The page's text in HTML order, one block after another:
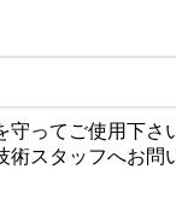
ってご使用下さ
術スタッフへお問